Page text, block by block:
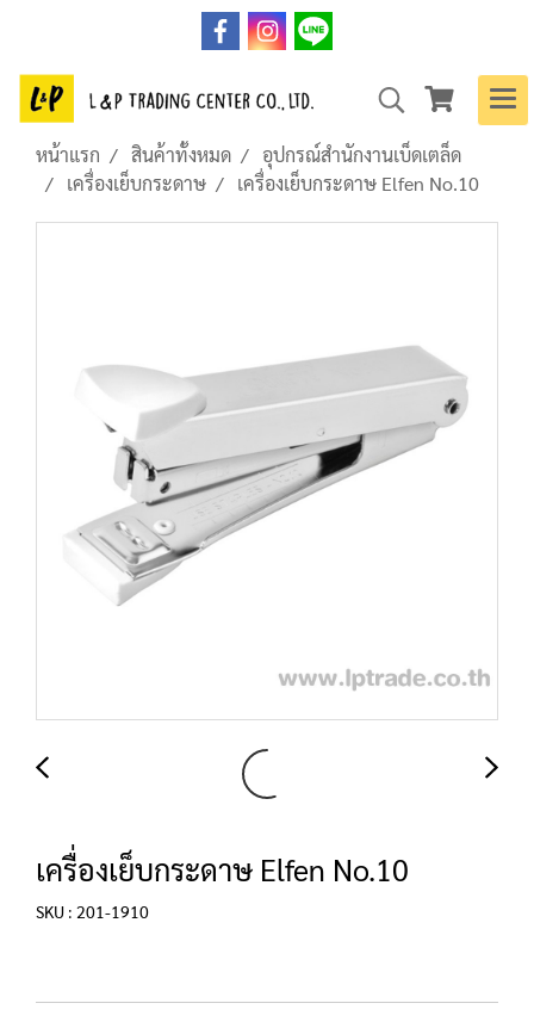
หน้าแรก สินค้าทั้งหมด
อุปกรณ์สำนักงานเบ็ดเตล็ด
เครื่องเย็บกระดาษ
เครื่องเย็บกระดาษ Elfen No.10
เครื่องเย็บกระดาษ Elfen No.10
SKU : 201-1910